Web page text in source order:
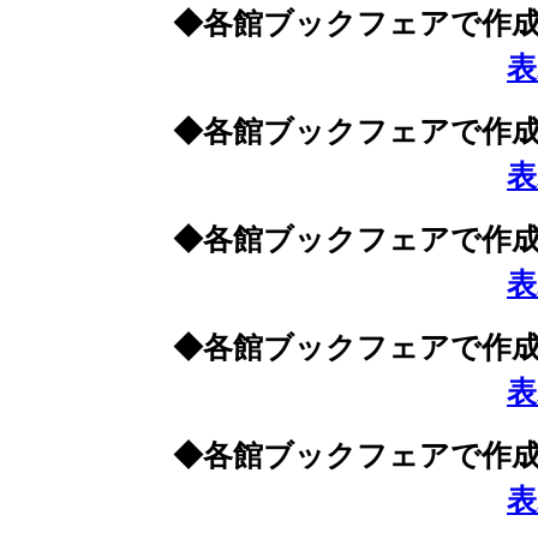
◆各館ブックフェアで作
◆各館ブックフェアで作
◆各館ブックフェアで作
◆各館ブックフェアで作
◆各館ブックフェアで作